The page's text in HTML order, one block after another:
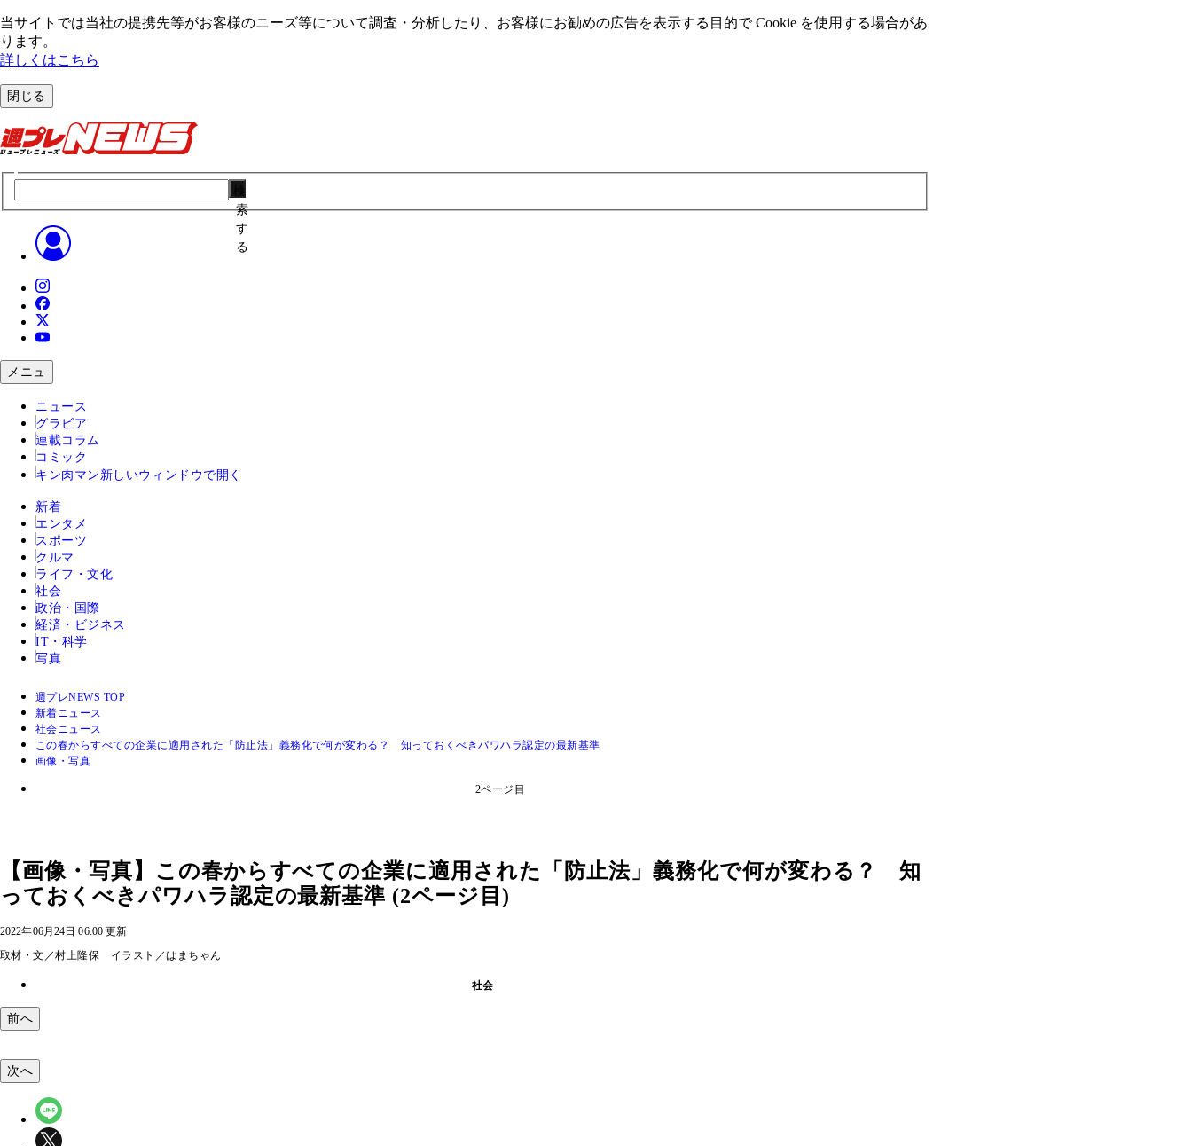
当サイトでは当社の提携先等がお客様のニーズ等について調査・分析したり、お客様にお勧めの広告を表⽰する⽬的で Cookie を使⽤する場合があ
ります。
詳しくはこちら
閉じる
索
す
る
メニュ
ニュース
グラビア
連載コラム
コミック
キン肉マン 新しいウィンドウで開く
新着
エンタメ
スポーツ
クルマ
ライフ・文化
社会
政治・国際
経済・ビジネス
IT・科学
写真
週プレNEWS TOP
新着ニュース
社会ニュース
この春からすべての企業に適用された「防止法」義務化で何が変わる？ 知っておくべきパワハラ認定の最新基準
画像・写真
2ページ目
【画像・写真】この春からすべての企業に適用された「防止法」義務化で何が変わる？ 知
っておくべきパワハラ認定の最新基準 (2ページ目)
2022年06月24日 06:00 更新
取材・文／村上隆保 イラスト／はまちゃん
社会
前へ
次へ